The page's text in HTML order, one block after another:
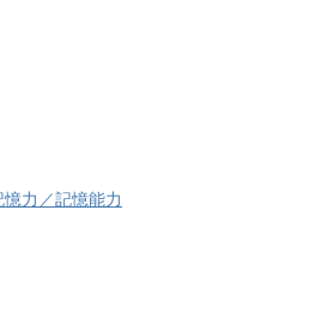
憶力／記憶能力